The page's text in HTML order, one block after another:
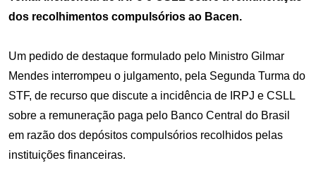
dos recolhimentos compulsórios ao Bacen.
Um pedido de destaque formulado pelo Ministro Gilmar
Mendes interrompeu o julgamento, pela Segunda Turma do
STF, de recurso que discute a incidência de IRPJ e CSLL
sobre a remuneração paga pelo Banco Central do Brasil
em razão dos depósitos compulsórios recolhidos pelas
instituições financeiras.